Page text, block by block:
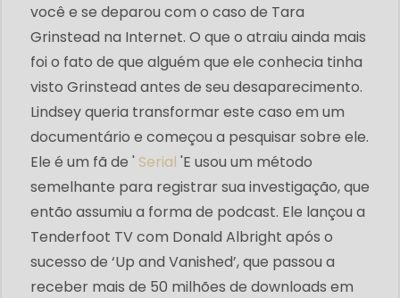
você e se deparou com o caso de Tara
Grinstead na Internet. O que o atraiu ainda mais
foi o fato de que alguém que ele conhecia tinha
visto Grinstead antes de seu desaparecimento.
Lindsey queria transformar este caso em um
documentário e começou a pesquisar sobre ele.
Ele é um fã de ' Serial 'E usou um método
semelhante para registrar sua investigação, que
então assumiu a forma de podcast. Ele lançou a
Tenderfoot TV com Donald Albright após o
sucesso de ‘Up and Vanished’, que passou a
receber mais de 50 milhões de downloads em